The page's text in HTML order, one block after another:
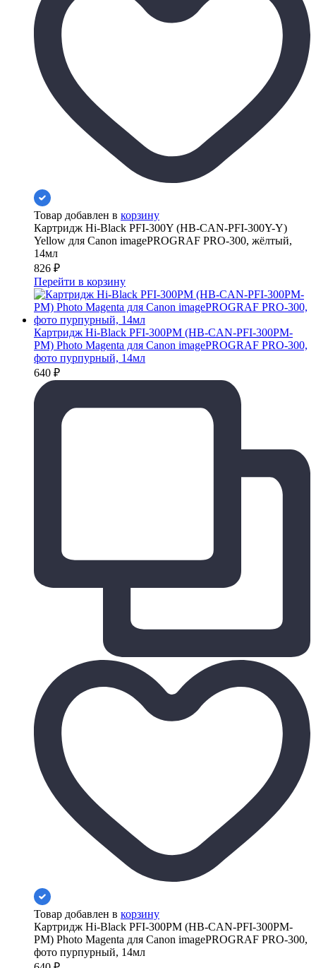
Товар добавлен в корзину
Картридж Hi-Black PFI-300Y (HB-CAN-PFI-300Y-Y)
Yellow для Canon imagePROGRAF PRO-300, жёлтый,
14мл
826 ₽
Перейти в корзину
Картридж Hi-Black PFI-300PM (HB-CAN-PFI-300PM-
PM) Photo Magenta для Canon imagePROGRAF PRO-300,
фото пурпурный, 14мл
640 ₽
Товар добавлен в корзину
Картридж Hi-Black PFI-300PM (HB-CAN-PFI-300PM-
PM) Photo Magenta для Canon imagePROGRAF PRO-300,
фото пурпурный, 14мл